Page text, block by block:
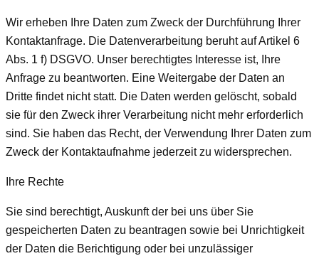
Wir erheben Ihre Daten zum Zweck der Durchführung Ihrer
Kontaktanfrage. Die Datenverarbeitung beruht auf Artikel 6
Abs. 1 f) DSGVO. Unser berechtigtes Interesse ist, Ihre
Anfrage zu beantworten. Eine Weitergabe der Daten an
Dritte findet nicht statt. Die Daten werden gelöscht, sobald
sie für den Zweck ihrer Verarbeitung nicht mehr erforderlich
sind. Sie haben das Recht, der Verwendung Ihrer Daten zum
Zweck der Kontaktaufnahme jederzeit zu widersprechen.
Ihre Rechte
Sie sind berechtigt, Auskunft der bei uns über Sie
gespeicherten Daten zu beantragen sowie bei Unrichtigkeit
der Daten die Berichtigung oder bei unzulässiger